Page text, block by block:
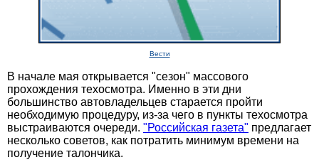
Вести
В начале мая открывается "сезон" массового
прохождения техосмотра. Именно в эти дни
большинство автовладельцев старается пройти
необходимую процедуру, из-за чего в пункты техосмотра
выстраиваются очереди. "Российская газета" предлагает
несколько советов, как потратить минимум времени на
получение талончика.